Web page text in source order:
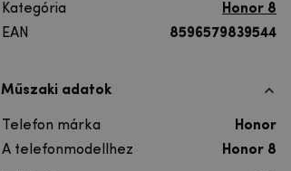
Kategória
Honor 8
EAN
8596579839544
Műszaki adatok
Telefon márka
Honor
A telefonmodellhez
Honor 8